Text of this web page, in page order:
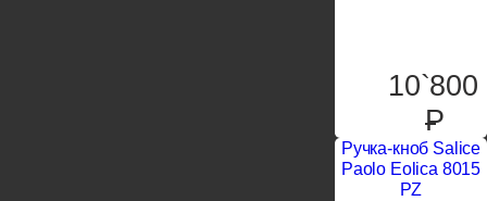
10`800
P
Ручка-кноб Salice
Paolo Eolica 8015
PZ